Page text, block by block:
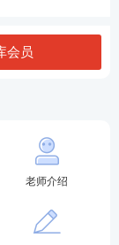
节习题、历年
答题闯关，
缺，稳步提
会员
老师介绍